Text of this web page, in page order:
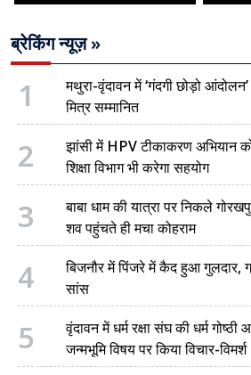
ब्रेकिंग न्यूज़ »
1
मथुरा-वृंदावन में ‘गंदगी छोड़ो
मित्र सम्मानित
2
झांसी में HPV टीकाकरण अभियान
शिक्षा विभाग भी करेगा सहयोग
3
बाबा धाम की यात्रा पर निकले
शव पहुंचते ही मचा कोहराम
4
बिजनौर में पिंजरे में कैद हुआ गुलदार,
सांस
5
वृंदावन में धर्म रक्षा संघ की धर्म
जन्मभूमि विषय पर किया विचार-विमर्श